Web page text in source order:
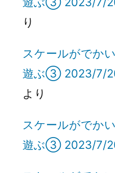
り
スケールがでか
遊ぶ③ 2023/7/
より
スケールがでか
遊ぶ③ 2023/7/